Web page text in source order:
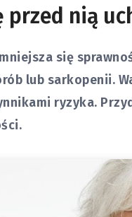
przed nią
się
lub sarkopenii.
ryzyka.